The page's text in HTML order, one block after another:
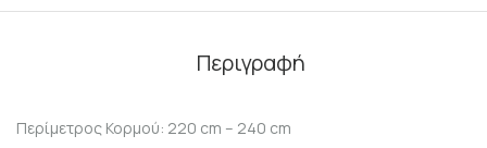
Περιγραφή
Περίμετρος Κορμού: 220 cm – 240 cm